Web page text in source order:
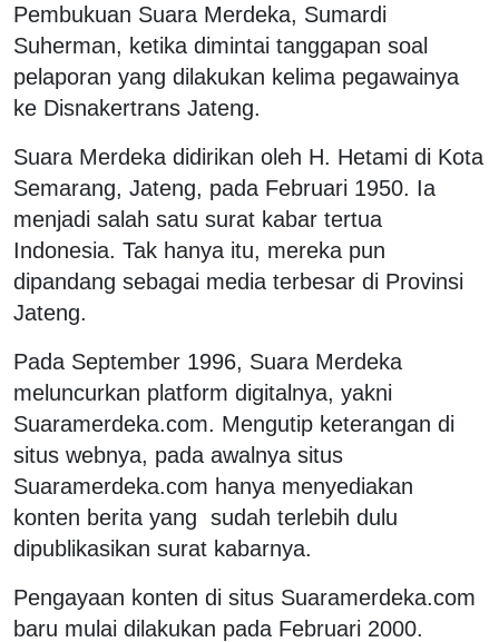
Pembukuan Suara Merdeka, Sumardi
Suherman, ketika dimintai tanggapan soal
pelaporan yang dilakukan kelima pegawainya
ke Disnakertrans Jateng.
Suara Merdeka didirikan oleh H. Hetami di Kota
Semarang, Jateng, pada Februari 1950. Ia
menjadi salah satu surat kabar tertua
Indonesia. Tak hanya itu, mereka pun
dipandang sebagai media terbesar di Provinsi
Jateng.
Pada September 1996, Suara Merdeka
meluncurkan platform digitalnya, yakni
Suaramerdeka.com. Mengutip keterangan di
situs webnya, pada awalnya situs
Suaramerdeka.com hanya menyediakan
konten berita yang sudah terlebih dulu
dipublikasikan surat kabarnya.
Pengayaan konten di situs Suaramerdeka.com
baru mulai dilakukan pada Februari 2000.